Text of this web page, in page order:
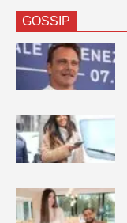
GOSSIP